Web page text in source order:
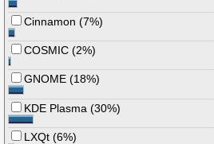
Cinnamon (7%)
COSMIC (2%)
GNOME (18%)
KDE Plasma (30%)
LXQt (6%)